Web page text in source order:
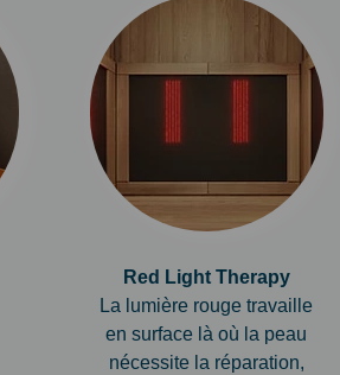
Red Light Therapy
La lumière rouge travaille
en surface là où la peau
nécessite la réparation,